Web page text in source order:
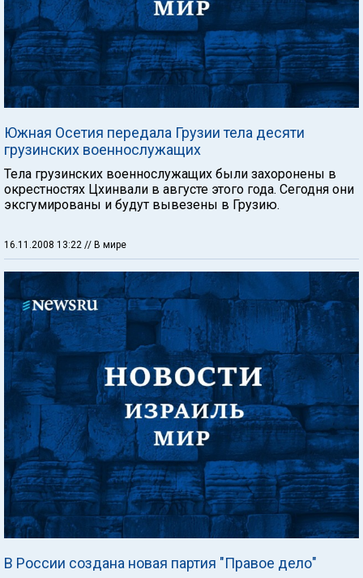
Южная Осетия передала Грузии тела десяти
грузинских военнослужащих
Тела грузинских военнослужащих были захоронены в
окрестностях Цхинвали в августе этого года. Сегодня они
эксгумированы и будут вывезены в Грузию.
16.11.2008 13:22 // В мире
В России создана новая партия "Правое дело"